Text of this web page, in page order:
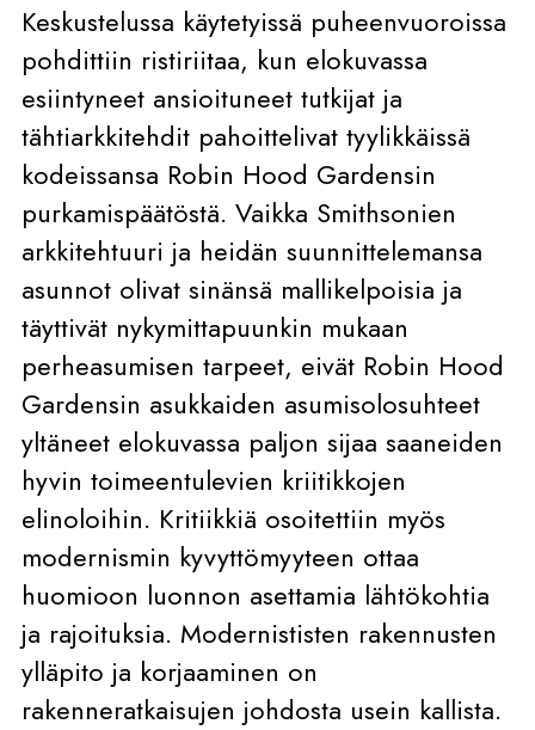
Keskustelussa käytetyissä puheenvuoroissa
pohdittiin ristiriitaa, kun elokuvassa
esiintyneet ansioituneet tutkijat ja
tähtiarkkitehdit pahoittelivat tyylikkäissä
kodeissansa Robin Hood Gardensin
purkamispäätöstä. Vaikka Smithsonien
arkkitehtuuri ja heidän suunnittelemansa
asunnot olivat sinänsä mallikelpoisia ja
täyttivät nykymittapuunkin mukaan
perheasumisen tarpeet, eivät Robin Hood
Gardensin asukkaiden asumisolosuhteet
yltäneet elokuvassa paljon sijaa saaneiden
hyvin toimeentulevien kriitikkojen
elinoloihin. Kritiikkiä osoitettiin myös
modernismin kyvyttömyyteen ottaa
huomioon luonnon asettamia lähtökohtia
ja rajoituksia. Modernististen rakennusten
ylläpito ja korjaaminen on
rakenneratkaisujen johdosta usein kallista.